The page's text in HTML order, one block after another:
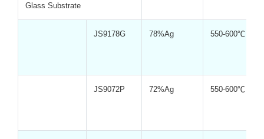
Glass Substrate
JS9178G 78%Ag 550-600℃
JS9072P 72%Ag 550-600℃